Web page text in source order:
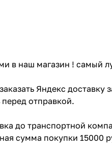
в наш магазин ! самый
Яндекс
отправкой.
до транспортной
сумма покупки 15000